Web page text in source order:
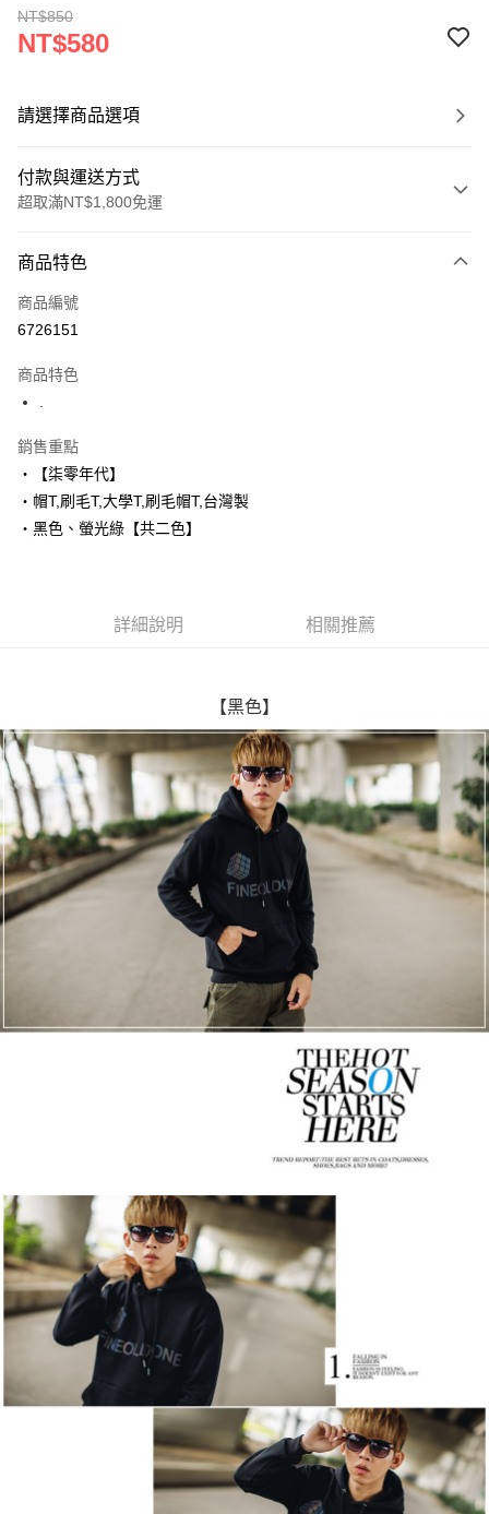
NT$850
NT$580
請選擇商品選項
付款與運送方式
超取滿NT$1,800免運
信用卡一次付款
超商取貨付款
街口支付
悠遊付
Google Pay
AFTEE先享後付是「在收到商品之後才付款」的支付方式。 讓您購物簡單
３．安心：先確認商品／服務後，再付款。
【「AFTEE先享後付」結帳流程】
１．於結帳方式選擇「AFTEE先享後付」後，將跳轉至「AFTEE先享後付」
結帳頁面，進行簡訊認證並確認金額後，即可完成結帳。
２．訂單成立數日內，您將收到繳費通知簡訊。
３．收到繳費通知簡訊後14天內，點擊此簡訊中的連結，可透過四大超商／
ATM／網路銀行／等多元方式進行付款，方視為交易完成。
※ 請注意：結帳手續完成當下不需立刻繳費，但若您需要取消訂單，請聯絡
購買商品的店家。未經商家同意取消之訂單仍視為有效，需透過AFTEE先享
後付繳納相關費用。
※ 交易是否成功請以「AFTEE先享後付 」之結帳頁面顯示為準，若有關於
是否繳費成功／繳費後需取消欲退款等相關疑問，請聯繫「AFTEE先享後付
https://netprotections.freshdesk.com/support/home
１．透過由恩沛科技股份有限公司提供之「AFTEE先享後付」服務完成之交
２．關於個人資料處理事宜，請瀏覽以下網址：
３．未成年的使用者請事先徵得法定代理人或監護人之同意方可使用
「AFTEE先享後付」，若未經同意申辦者引起之損失，本公司不負相關責
時審查核予不同之上限額度；若仍有額度不足之情形，本公司將視審查結果
請求用戶進行身份認證。
５．嚴禁一人註冊多個帳號或使用他人資訊註冊。若發現惡意使用之情形，
恩沛科技股份有限公司將有權停止該用戶之使用額度並採取法律行動。
每筆NT$80，滿NT$1,800(含以上)免運費
先付款後全家取貨
每筆NT$80，滿NT$1,800(含以上)免運費
7-11付款取貨
每筆NT$80，滿NT$1,800(含以上)免運費
每筆NT$80，滿NT$1,800(含以上)免運費
每筆NT$120，滿NT$3,000(含以上)免運費
商品特色
商品編號
6726151
商品特色
銷售重點
‧【柒零年代】
‧帽T,刷毛T,大學T,刷毛帽T,台灣製
‧黑色、螢光綠【共二色】
詳細說明 相關推薦
【黑色】